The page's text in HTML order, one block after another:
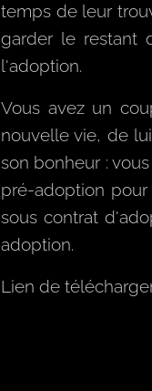
temps de leur
garder le restant
l'adoption.
Vous avez un
nouvelle vie, de
son bonheur :
pré-adoption
sous contrat
adoption.
Lien de